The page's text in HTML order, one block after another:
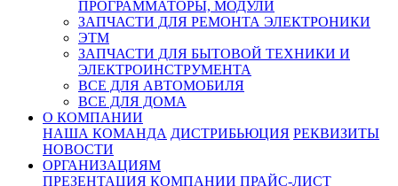
ПРОГРАММАТОРЫ, МОДУЛИ
ЗАПЧАСТИ ДЛЯ РЕМОНТА ЭЛЕКТРОНИКИ
ЭТМ
ЗАПЧАСТИ ДЛЯ БЫТОВОЙ ТЕХНИКИ И
ЭЛЕКТРОИНСТРУМЕНТА
ВСЕ ДЛЯ АВТОМОБИЛЯ
ВСЕ ДЛЯ ДОМА
О КОМПАНИИ
НАША КОМАНДА ДИСТРИБЬЮЦИЯ РЕКВИЗИТЫ
НОВОСТИ
ОРГАНИЗАЦИЯМ
ПРЕЗЕНТАЦИЯ КОМПАНИИ ПРАЙС-ЛИСТ